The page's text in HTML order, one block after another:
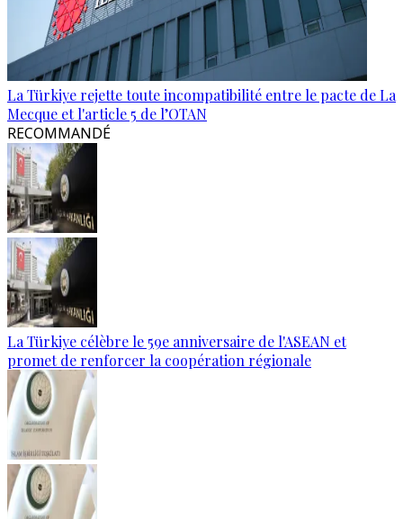
La Türkiye rejette toute incompatibilité entre le pacte de La
Mecque et l'article 5 de l’OTAN
RECOMMANDÉ
La Türkiye célèbre le 59e anniversaire de l'ASEAN et
promet de renforcer la coopération régionale